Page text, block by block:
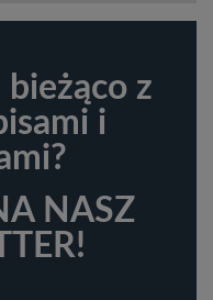
bieżąco z
i
NASZ